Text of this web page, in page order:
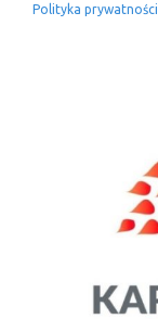
Polityka prywatności